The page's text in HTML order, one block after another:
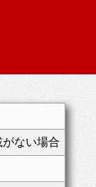
ない場合